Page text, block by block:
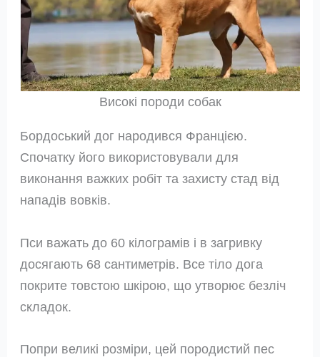
Високі породи собак
Бордоський дог народився Францією.
Спочатку його використовували для
виконання важких робіт та захисту стад від
нападів вовків.
Пси важать до 60 кілограмів і в загривку
досягають 68 сантиметрів. Все тіло дога
покрите товстою шкірою, що утворює безліч
складок.
Попри великі розміри, цей породистий пес